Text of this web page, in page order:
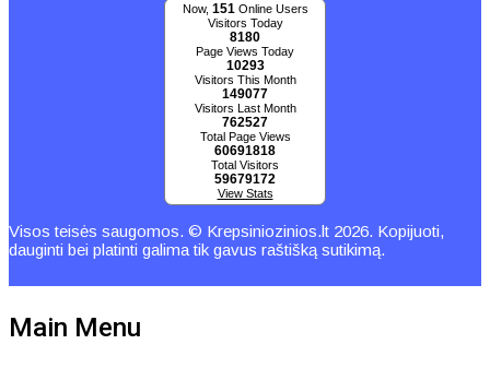
Now, 151 Online Users
Visitors Today
8180
Page Views Today
10293
Visitors This Month
149077
Visitors Last Month
762527
Total Page Views
60691818
Total Visitors
59679172
View Stats
Visos teisės saugomos. © Krepsiniozinios.lt 2026. Kopijuoti,
dauginti bei platinti galima tik gavus raštišką sutikimą.
Main Menu